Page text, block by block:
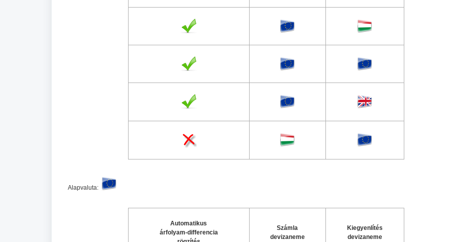
Alapvaluta:
Automatikus
árfolyam-differencia
Számla
devizaneme
Kiegyenlítés
devizaneme